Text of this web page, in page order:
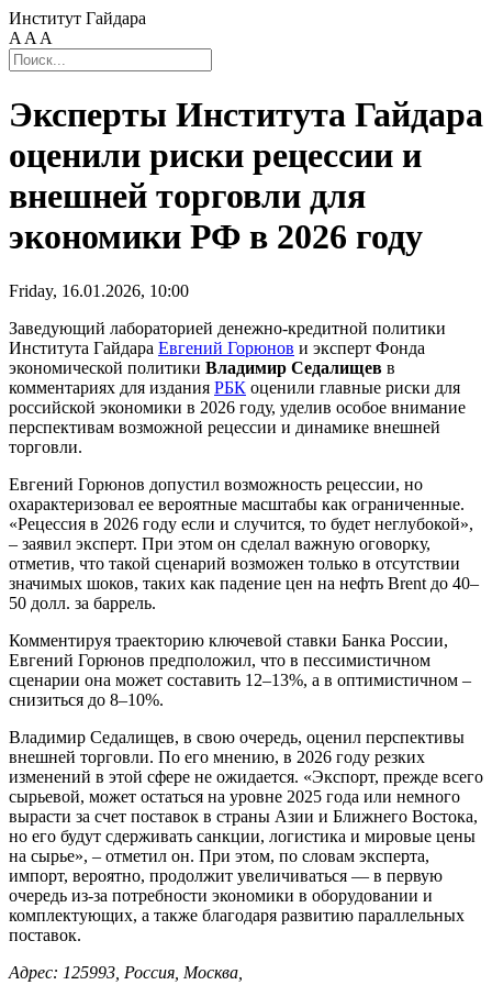
Институт Гайдара
A A A
Эксперты Института Гайдара
оценили риски рецессии и
внешней торговли для
экономики РФ в 2026 году
Friday, 16.01.2026, 10:00
Заведующий лабораторией денежно-кредитной политики
Института Гайдара Евгений Горюнов и эксперт Фонда
экономической политики Владимир Седалищев в
комментариях для издания РБК оценили главные риски для
российской экономики в 2026 году, уделив особое внимание
перспективам возможной рецессии и динамике внешней
торговли.
Евгений Горюнов допустил возможность рецессии, но
охарактеризовал ее вероятные масштабы как ограниченные.
«Рецессия в 2026 году если и случится, то будет неглубокой»,
– заявил эксперт. При этом он сделал важную оговорку,
отметив, что такой сценарий возможен только в отсутствии
значимых шоков, таких как падение цен на нефть Brent до 40–
50 долл. за баррель.
Комментируя траекторию ключевой ставки Банка России,
Евгений Горюнов предположил, что в пессимистичном
сценарии она может составить 12–13%, а в оптимистичном –
снизиться до 8–10%.
Владимир Седалищев, в свою очередь, оценил перспективы
внешней торговли. По его мнению, в 2026 году резких
изменений в этой сфере не ожидается. «Экспорт, прежде всего
сырьевой, может остаться на уровне 2025 года или немного
вырасти за счет поставок в страны Азии и Ближнего Востока,
но его будут сдерживать санкции, логистика и мировые цены
на сырье», – отметил он. При этом, по словам эксперта,
импорт, вероятно, продолжит увеличиваться — в первую
очередь из-за потребности экономики в оборудовании и
комплектующих, а также благодаря развитию параллельных
поставок.
Адрес: 125993, Россия, Москва,